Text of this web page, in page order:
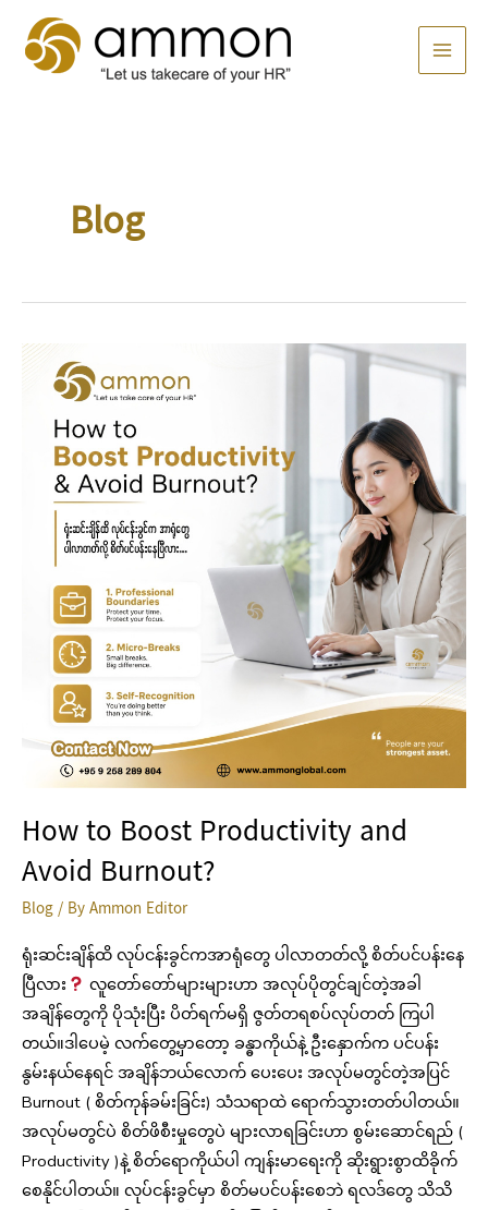
content
Blog
How to Boost Productivity and
Avoid Burnout?
Blog/ ByAmmon Editor
ရုံးဆင်းချိန်ထိ လုပ်ငန်းခွင်ကအာရုံတွေ ပါလာတတ်လို့ စိတ်ပင်ပန်းနေ
ပြီလား
လူတော်တော်များများဟာ အလုပ်ပိုတွင်ချင်တဲ့အခါ
အချိန်တွေကို ပိုသုံးပြီး ပိတ်ရက်မရှိ ဇွတ်တရစပ်လုပ်တတ် ကြပါ
တယ်။ဒါပေမဲ့ လက်တွေ့မှာတော့ ခန္ဓာကိုယ်နဲ့ ဦးနှောက်က ပင်ပန်း
နွမ်းနယ်နေရင် အချိန်ဘယ်လောက် ပေးပေး အလုပ်မတွင်တဲ့အပြင်
Burnout ( စိတ်ကုန်ခမ်းခြင်း) သံသရာထဲ ရောက်သွားတတ်ပါတယ်။
အလုပ်မတွင်ပဲ စိတ်ဖိစီးမှုတွေပဲ များလာရခြင်းဟာ စွမ်းဆောင်ရည် (
Productivity )နဲ့ စိတ်‌‌ရောကိုယ်ပါ ကျန်းမာရေးကို ဆိုးရွားစွာထိခိုက်
စေနိုင်ပါတယ်။ လုပ်ငန်းခွင်မှာ စိတ်မပင်ပန်းစေဘဲ ရလဒ်တွေ သိသိ
How
Boost
Productivity
Avoid
Burnout?